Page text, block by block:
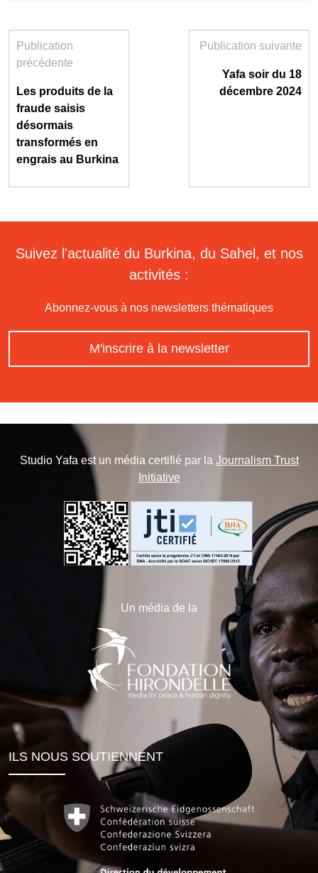
Publication
précédente
Les produits de la
fraude saisis
désormais
transformés en
engrais au Burkina
Publication suivante
Yafa soir du 18
décembre 2024
Suivez l'actualité du Burkina, du Sahel, et nos
activités :
Abonnez-vous à nos newsletters thématiques
M'inscrire à la newsletter
Studio Yafa est un média certifié par la Journalism Trust
Initiative
Un média de la
ILS NOUS SOUTIENNENT